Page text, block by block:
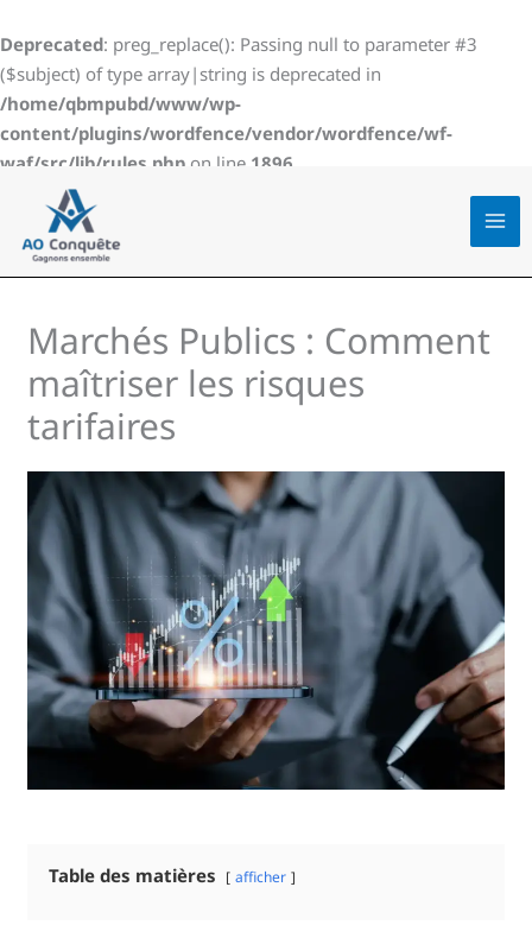
Deprecated: preg_replace(): Passing null to parameter #3
($subject) of type array|string is deprecated in
/home/qbmpubd/www/wp-
content/plugins/wordfence/vendor/wordfence/wf-
waf/src/lib/rules.php on line 1896
au
contenu
Marchés Publics : Comment
maîtriser les risques
tarifaires
Table des matières afficher